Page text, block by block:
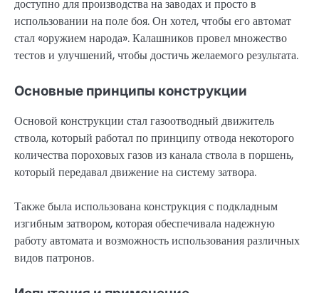
доступно для производства на заводах и просто в
использовании на поле боя. Он хотел, чтобы его автомат
стал «оружием народа». Калашников провел множество
тестов и улучшений, чтобы достичь желаемого результата.
Основные принципы конструкции
Основой конструкции стал газоотводный движитель
ствола, который работал по принципу отвода некоторого
количества пороховых газов из канала ствола в поршень,
который передавал движение на систему затвора.
Также была использована конструкция с подкладным
изгибным затвором, которая обеспечивала надежную
работу автомата и возможность использования различных
видов патронов.